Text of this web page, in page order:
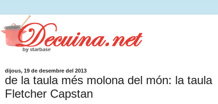
dijous, 19 de desembre del 2013
de la taula més molona del món: la taula
Fletcher Capstan